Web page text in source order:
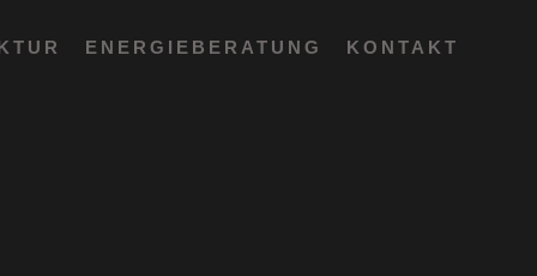
ENERGIEBERATUNG KONTAKT